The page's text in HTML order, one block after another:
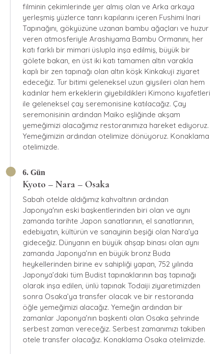
filminin çekimlerinde yer almış olan ve Arka arkaya
yerleşmiş yüzlerce tanrı kapılarını içeren Fushimi Inari
Tapınağını, gökyüzüne uzanan bambu ağaçları ve huzur
veren atmosferiyle Arashiyama Bambu Ormanını, her
katı farklı bir mimari üslupla inşa edilmiş, büyük bir
gölete bakan, en üst iki katı tamamen altın varakla
kaplı bir zen tapınağı olan altın köşk Kinkakuji ziyaret
edeceğiz. Tur bitimi geleneksel uzun giysileri olan hem
kadınlar hem erkeklerin giyebildikleri Kimono kıyafetleri
ile geleneksel çay seremonisine katılacağız. Çay
seremonisinin ardından Maiko eşliğinde akşam
yemeğimizi alacağımız restoranımıza hareket ediyoruz.
Yemeğimizin ardından otelimize dönüyoruz. Konaklama
otelimizde.
6. Gün
Kyoto – Nara – Osaka
Sabah otelde aldığımız kahvaltının ardından
Japonya'nın eski başkentlerinden biri olan ve aynı
zamanda tarihte Japon sanatlarının, el sanatlarının,
edebiyatın, kültürün ve sanayinin beşiği olan Nara’ya
gideceğiz. Dünyanın en büyük ahşap binası olan aynı
zamanda Japonya’nın en büyük bronz Buda
heykellerinden birine ev sahipliği yapan, 752 yılında
Japonya’daki tüm Budist tapınaklarının baş tapınağı
olarak inşa edilen, ünlü tapınak Todaiji ziyaretimizden
sonra Osaka’ya transfer olacak ve bir restoranda
öğle yemeğimizi alacağız. Yemeğin ardından bir
zamanlar Japonya’nın başkenti olan Osaka şehrinde
serbest zaman vereceğiz. Serbest zamanımızı takiben
otele transfer olacağız. Konaklama Osaka otelimizde.